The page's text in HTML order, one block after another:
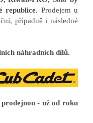
republice. Prodejem u
případně i následné
náhradních dílů.
- už od roku